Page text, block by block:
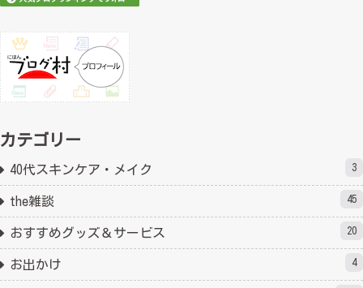
カテゴリー
40代スキンケア・メイク 3
the雑談 45
おすすめグッズ＆サービス 20
お出かけ 4